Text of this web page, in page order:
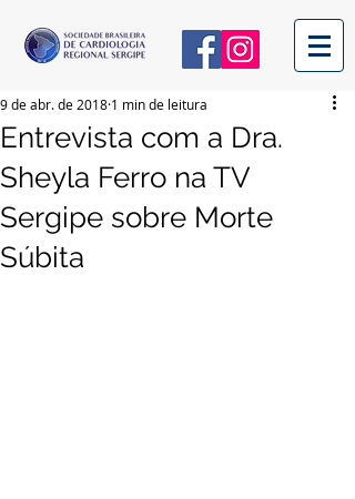
Entrevista com a Dra.
Sheyla Ferro na TV
Sergipe sobre Morte
Súbita
9 de abr. de 2018 1 min de leitura